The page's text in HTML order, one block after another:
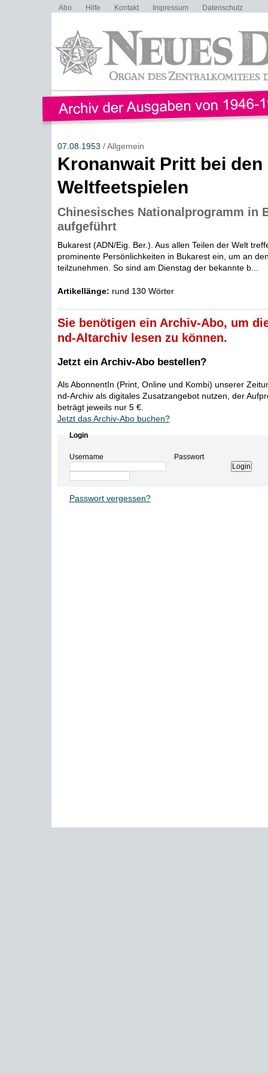
Abo Hilfe Kontakt Impressum Datenschutz
07.08.1953 / Allgemein
Kronanwait Pritt bei den
Weltfeetspielen
Chinesisches Nationalprogramm in
aufgeführt
Bukarest (ADN/Eig. Ber.). Aus allen Teilen der Welt
prominente Persönlichkeiten in Bukarest ein, um an
teilzunehmen. So sind am Dienstag der bekannte b...
Artikellänge: rund 130 Wörter
Sie benötigen ein Archiv-Abo, um
nd-Altarchiv lesen zu können.
Jetzt ein Archiv-Abo bestellen?
Als AbonnentIn (Print, Online und Kombi) unserer
nd-Archiv als digitales Zusatzangebot nutzen, der
beträgt jeweils nur 5 €.
Jetzt das Archiv-Abo buchen?
Login
Username Passwort
Passwort vergessen?